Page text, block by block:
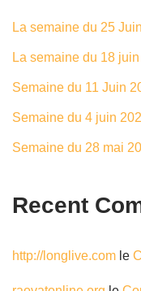
La semaine du 25
La semaine du 18
Semaine du 11 Juin
Semaine du 4 juin
Semaine du 28 mai
Recent
http://longlive.com le